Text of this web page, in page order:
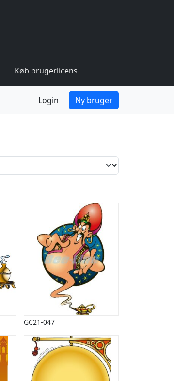
Køb brugerlicens
Login Ny bruger
GC21-047